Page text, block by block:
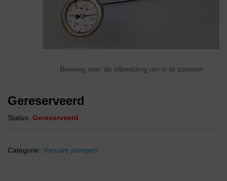
Beweeg over de afbeelding om in te zoomen
Gereserveerd
Status: Gereserveerd
Categorie: Vacuüm pompen